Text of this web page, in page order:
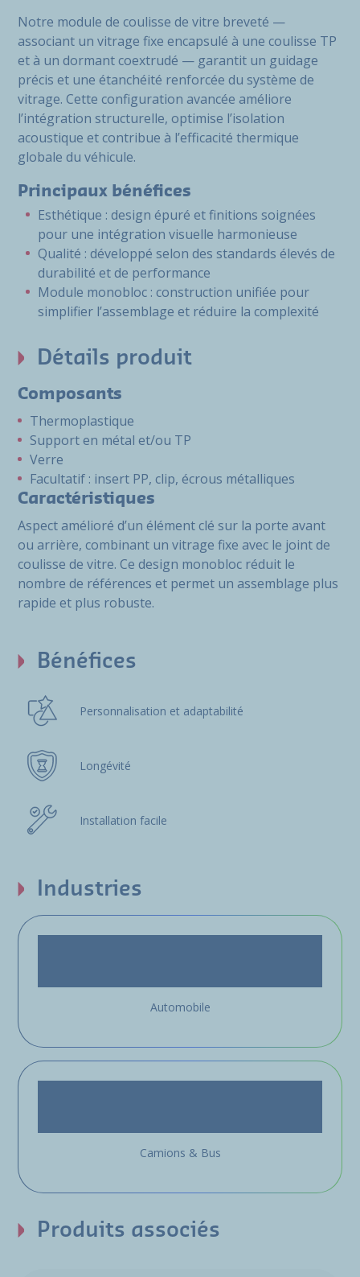
Notre module de coulisse de vitre breveté —
associant un vitrage fixe encapsulé à une coulisse TP
et à un dormant coextrudé — garantit un guidage
précis et une étanchéité renforcée du système de
vitrage. Cette configuration avancée améliore
l’intégration structurelle, optimise l’isolation
acoustique et contribue à l’efficacité thermique
globale du véhicule.
Principaux bénéfices
Esthétique : design épuré et finitions soignées
pour une intégration visuelle harmonieuse
Qualité : développé selon des standards élevés de
durabilité et de performance
Module monobloc : construction unifiée pour
simplifier l’assemblage et réduire la complexité
Détails produit
Composants
Thermoplastique
Support en métal et/ou TP
Verre
Facultatif : insert PP, clip, écrous métalliques
Caractéristiques
Aspect amélioré d’un élément clé sur la porte avant
ou arrière, combinant un vitrage fixe avec le joint de
coulisse de vitre. Ce design monobloc réduit le
nombre de références et permet un assemblage plus
rapide et plus robuste.
Bénéfices
Personnalisation et adaptabilité
Longévité
Installation facile
Industries
Automobile
Camions & Bus
Produits associés